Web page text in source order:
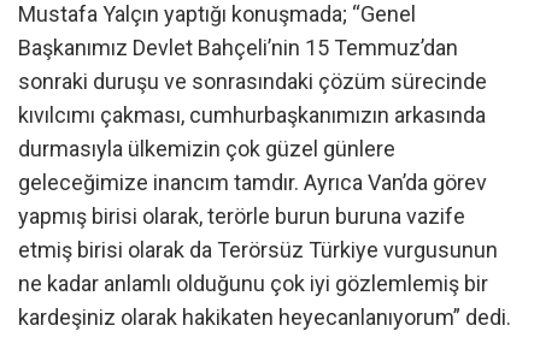
Mustafa Yalçın yaptığı konuşmada; “Genel
Başkanımız Devlet Bahçeli’nin 15 Temmuz’dan
sonraki duruşu ve sonrasındaki çözüm sürecinde
kıvılcımı çakması, cumhurbaşkanımızın arkasında
durmasıyla ülkemizin çok güzel günlere
geleceğimize inancım tamdır. Ayrıca Van’da görev
yapmış birisi olarak, terörle burun buruna vazife
etmiş birisi olarak da Terörsüz Türkiye vurgusunun
ne kadar anlamlı olduğunu çok iyi gözlemlemiş bir
kardeşiniz olarak hakikaten heyecanlanıyorum” dedi.